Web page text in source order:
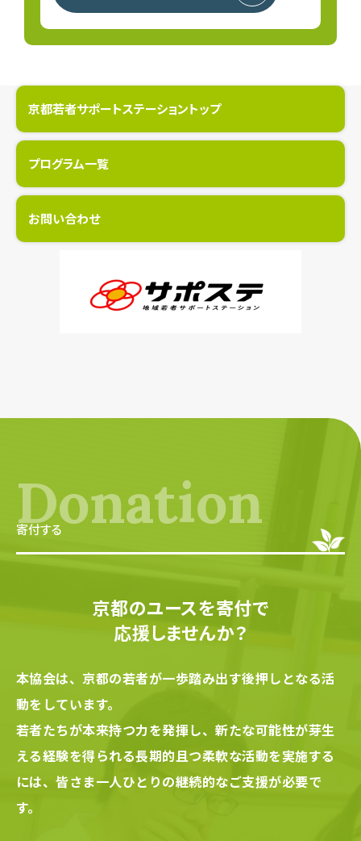
京都若者サポートステーショントップ
プログラム一覧
お問い合わせ
Donation
寄付する
京都のユースを寄付で
応援しませんか？
本協会は、京都の若者が一歩踏み出す後押しとなる活
動をしています。
若者たちが本来持つ力を発揮し、新たな可能性が芽生
える経験を得られる長期的且つ柔軟な活動を実施する
には、皆さま一人ひとりの継続的なご支援が必要で
す。